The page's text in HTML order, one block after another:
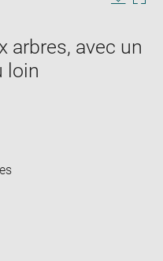
in
new
arbres, avec un
loin